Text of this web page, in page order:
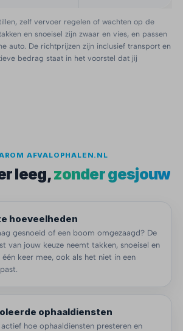
zelf vervoer regelen of wachten op de
en snoeisel zijn zwaar en vies, en passen
auto. De richtprijzen zijn inclusief transport en
bedrag staat in het voorstel dat jij
AFVALOPHALEN.NL
leeg,zonder gesjouw
hoeveelheden
gesnoeid of een boom omgezaagd? De
van jouw keuze neemt takken, snoeisel en
één keer mee, ook als het niet in een
ophaaldiensten
hoe ophaaldiensten presteren en